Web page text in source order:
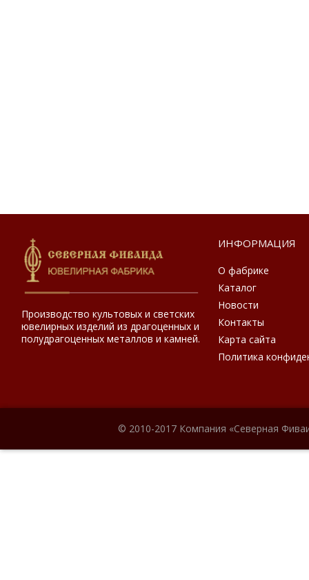
Производство культовых и светских
ювелирных изделий из драгоценных и
полудрагоценных металлов и камней.
ИНФОРМАЦИЯ
О фабрике
Каталог
Новости
Контакты
Карта сайта
Политика
© 2010-2017 Компания «Северная